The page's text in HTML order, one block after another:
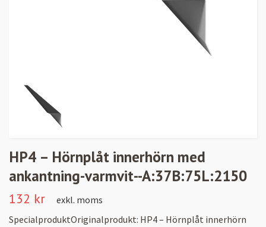
HP4 – Hörnplåt innerhörn med
ankantning-varmvit--A:37B:75L:2150
132 kr
exkl. moms
SpecialproduktOriginalprodukt: HP4 – Hörnplåt innerhörn